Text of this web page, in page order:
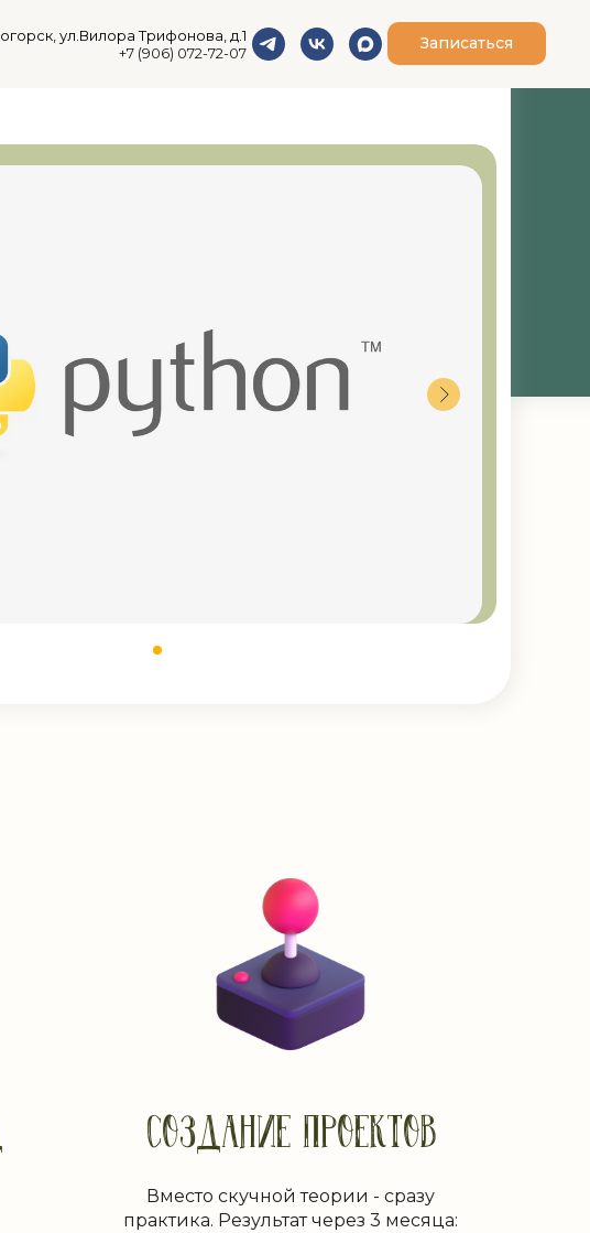
ул.Вилора Трифонова, д.1
+7 (906) 072-72-07
Записаться
СОЗДАНИЕ ПРОЕКТОВ
Вместо скучной теории - сразу
практика. Результат через 3 месяца: